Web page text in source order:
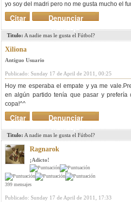
yo soy del madri pero no me gusta mucho el
Denunciar
mensaje
Citar
Titulo: A nadie mas le gusta el Fútbol?
Xiliona
Antiguo Usuario
Publicado: Sunday 17 de April de 2011, 00:25
Hoy me esperaba el empate y ya me
en algún partido tenía que pasar y
copa!^^
Denunciar
mensaje
Citar
Titulo: A nadie mas le gusta el Fútbol?
Ragnarok
¡Adicto!
399 mensajes
Publicado: Sunday 17 de April de 2011, 17:33